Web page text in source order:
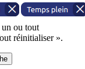
ou tout
réinitialiser ».